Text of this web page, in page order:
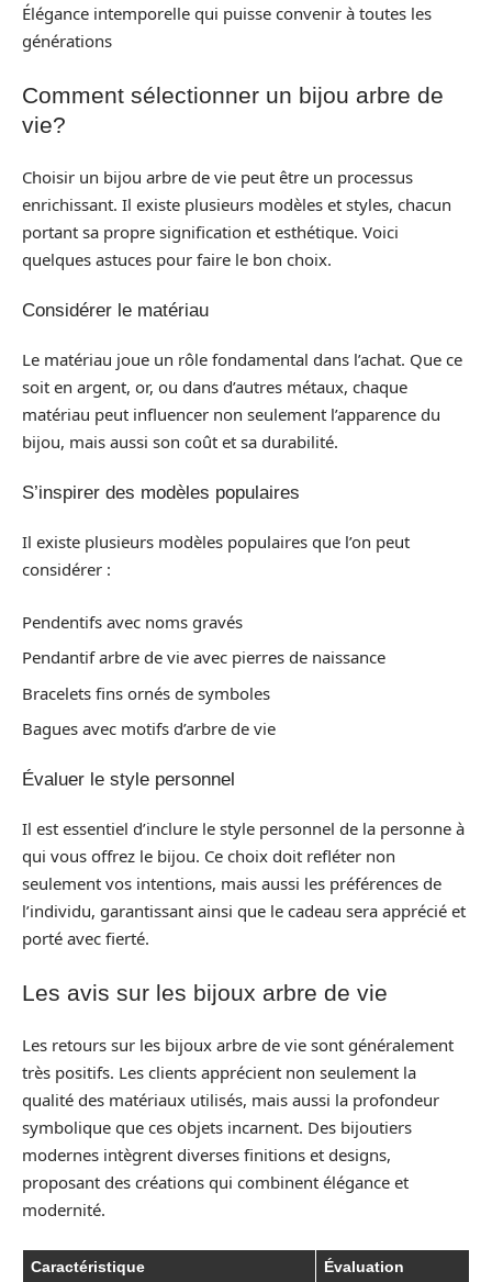
Élégance intemporelle qui puisse convenir à toutes les
générations
Comment sélectionner un bijou arbre de
vie?
Choisir un bijou arbre de vie peut être un processus
enrichissant. Il existe plusieurs modèles et styles, chacun
portant sa propre signification et esthétique. Voici
quelques astuces pour faire le bon choix.
Considérer le matériau
Le matériau joue un rôle fondamental dans l’achat. Que ce
soit en argent, or, ou dans d’autres métaux, chaque
matériau peut influencer non seulement l’apparence du
bijou, mais aussi son coût et sa durabilité.
S’inspirer des modèles populaires
Il existe plusieurs modèles populaires que l’on peut
considérer :
Pendentifs avec noms gravés
Pendantif arbre de vie avec pierres de naissance
Bracelets fins ornés de symboles
Bagues avec motifs d’arbre de vie
Évaluer le style personnel
Il est essentiel d’inclure le style personnel de la personne à
qui vous offrez le bijou. Ce choix doit refléter non
seulement vos intentions, mais aussi les préférences de
l’individu, garantissant ainsi que le cadeau sera apprécié et
porté avec fierté.
Les avis sur les bijoux arbre de vie
Les retours sur les bijoux arbre de vie sont généralement
très positifs. Les clients apprécient non seulement la
qualité des matériaux utilisés, mais aussi la profondeur
symbolique que ces objets incarnent. Des bijoutiers
modernes intègrent diverses finitions et designs,
proposant des créations qui combinent élégance et
modernité.
Caractéristique Évaluation